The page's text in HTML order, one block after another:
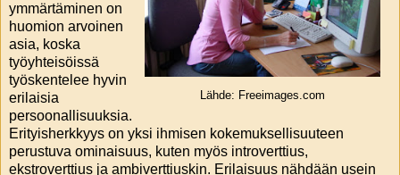
Lähde: Freeimages.com
ymmärtäminen on
huomion arvoinen
asia, koska
työyhteisöissä
työskentelee hyvin
erilaisia
persoonallisuuksia.
Erityisherkkyys on yksi ihmisen kokemuksellisuuteen
perustuva ominaisuus, kuten myös introverttius,
ekstroverttius ja ambiverttiuskin. Erilaisuus nähdään usein